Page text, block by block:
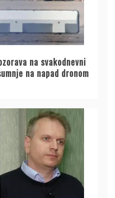
na svakodnevni
na napad dronom